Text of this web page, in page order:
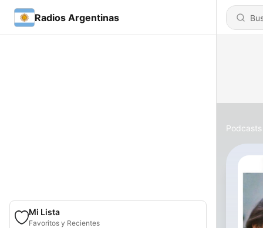
Radios Argentinas
Mi Lista
Favoritos y Recientes
Podcasts